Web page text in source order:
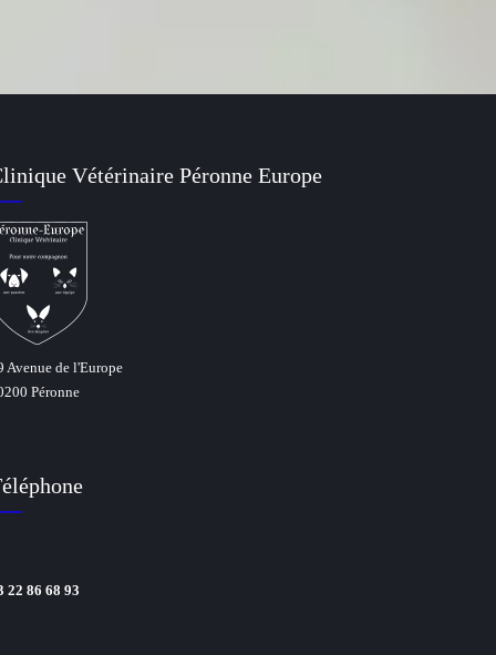
Vétérinaire Péronne Europe
Avenue de l'Europe
Péronne
22 86 68 93